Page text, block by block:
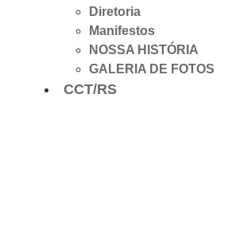
Diretoria
Manifestos
NOSSA HISTÓRIA
GALERIA DE FOTOS
CCT/RS